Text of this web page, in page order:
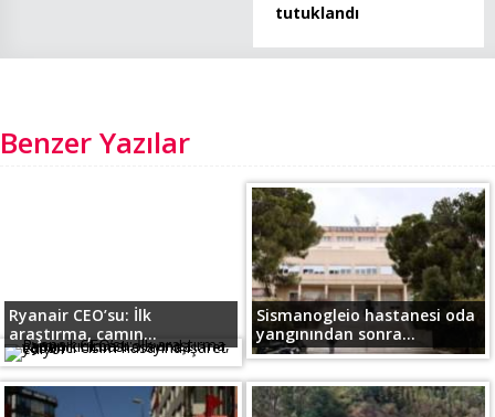
tutuklandı
Benzer Yazılar
Ryanair CEO’su: İlk
araştırma, camın...
Sismanogleio hastanesi oda
yangınından sonra...